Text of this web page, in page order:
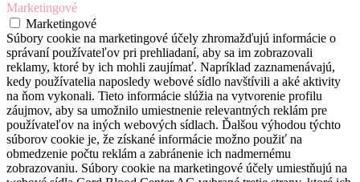
Marketingové
Marketingové
Súbory cookie na marketingové účely zhromažďujú informácie o
správaní používateľov pri prehliadaní, aby sa im zobrazovali
reklamy, ktoré by ich mohli zaujímať. Napríklad zaznamenávajú,
kedy používatelia naposledy webové sídlo navštívili a aké aktivity
na ňom vykonali. Tieto informácie slúžia na vytvorenie profilu
záujmov, aby sa umožnilo umiestnenie relevantných reklám pre
používateľov na iných webových sídlach. Ďalšou výhodou týchto
súborov cookie je, že získané informácie možno použiť na
obmedzenie počtu reklám a zabránenie ich nadmernému
zobrazovaniu. Súbory cookie na marketingové účely umiestňujú na